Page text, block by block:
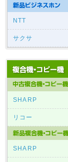
NTT
サクサ
SHARP
リコー
SHARP